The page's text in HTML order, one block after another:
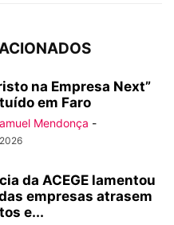
na Empresa Next”
em Faro
Mendonça -
da ACEGE lamentou
empresas atrasem
e...